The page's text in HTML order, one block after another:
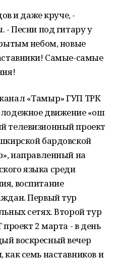
и даже круче, -
- Песни под гитару у
небом, новые
Самые-самые
«Тамыр» ГУП ТРК
движение «Ҡош
телевизионный проект
бардовской
направленный на
языка среди
воспитание
Первый тур
сетях. Второй тур
2 марта - в день
воскресный вечер
семь наставников и